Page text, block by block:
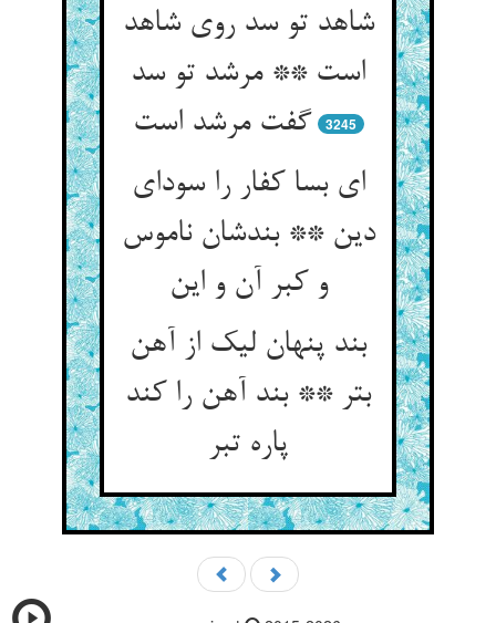
شاهد تو سد روی شاهد
است ** مرشد تو سد
گفت مرشد است‌‌
3245
ای بسا کفار را سودای
دین ** بندشان ناموس
و کبر آن و این‌‌
بند پنهان لیک از آهن
بتر ** بند آهن را کند
پاره تبر